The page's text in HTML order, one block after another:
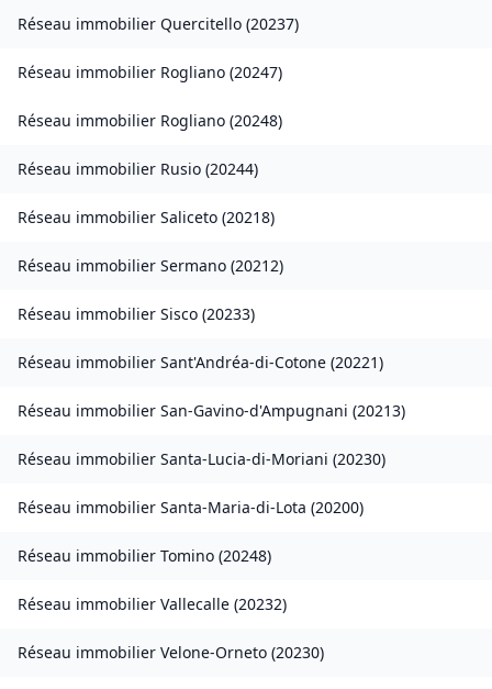
Réseau immobilier Quercitello (20237)
Réseau immobilier Rogliano (20247)
Réseau immobilier Rogliano (20248)
Réseau immobilier Rusio (20244)
Réseau immobilier Saliceto (20218)
Réseau immobilier Sermano (20212)
Réseau immobilier Sisco (20233)
Réseau immobilier Sant'Andréa-di-Cotone (20221)
Réseau immobilier San-Gavino-d'Ampugnani (20213)
Réseau immobilier Santa-Lucia-di-Moriani (20230)
Réseau immobilier Santa-Maria-di-Lota (20200)
Réseau immobilier Tomino (20248)
Réseau immobilier Vallecalle (20232)
Réseau immobilier Velone-Orneto (20230)